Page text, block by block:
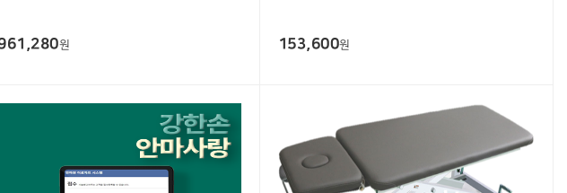
원 153,600원